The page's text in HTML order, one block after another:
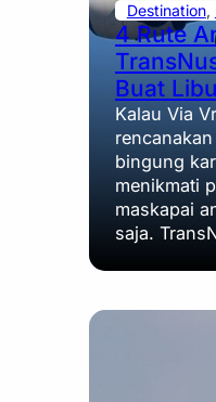
Destination,
4 Rute
Buat
Kalau Via
bingung
menikmati
maskapai
saja.